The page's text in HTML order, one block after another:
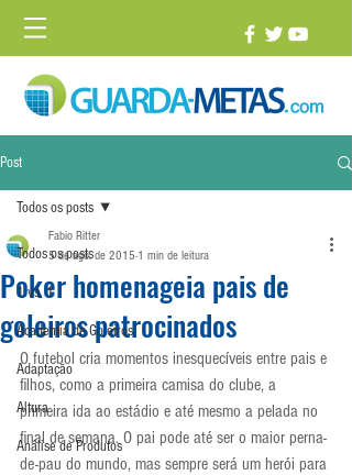
Post
Todos os posts
1 vs. 1
Academia de Goleiros
Adaptação
Altura
Análise de Produtos
Todos os posts
Poker homenageia pais de
goleiros patrocinados
Fabio Ritter
5 de ago. de 2015 1 min de leitura
O futebol cria momentos inesquecíveis entre pais e
filhos, como a primeira camisa do clube, a
primeira ida ao estádio e até mesmo a pelada no
final de semana. O pai pode até ser o maior perna-
de-pau do mundo, mas sempre será um herói para